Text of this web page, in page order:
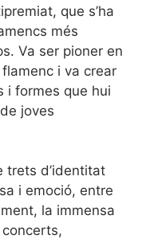
que s’ha
més
Va ser pioner en
i va crear
i formes que hui
joves
trets d’identitat
i emoció, entre
la immensa